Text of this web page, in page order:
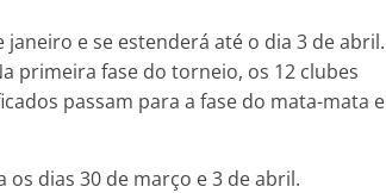
e se estenderá até o dia 3 de abril.
primeira fase do torneio, os 12 clubes
passam para a fase do mata-mata e
dias 30 de março e 3 de abril.